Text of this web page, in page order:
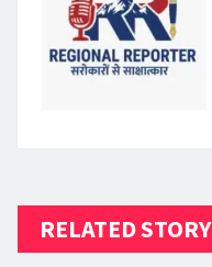
RELATED STORY